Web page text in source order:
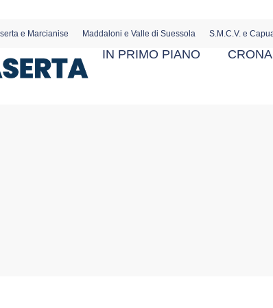
e Marcianise Maddaloni e Valle di Suessola S.M.C.V. e
IN PRIMO PIANO